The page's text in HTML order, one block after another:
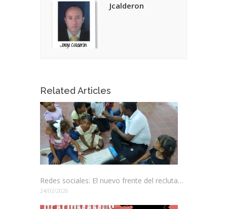
Jcalderon
Related Articles
Redes sociales: El nuevo frente del reclutamiento en Colombia
24/02/2026